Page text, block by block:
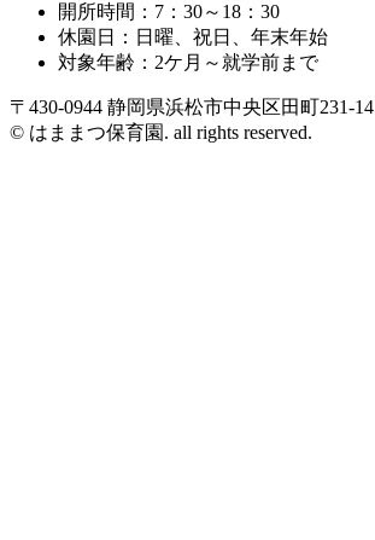
開所時間：7：30～18：30
休園日：日曜、祝日、年末年始
対象年齢：2ケ月～就学前まで
〒430-0944 静岡県浜松市中央区田町231-14
© はままつ保育園. all rights reserved.